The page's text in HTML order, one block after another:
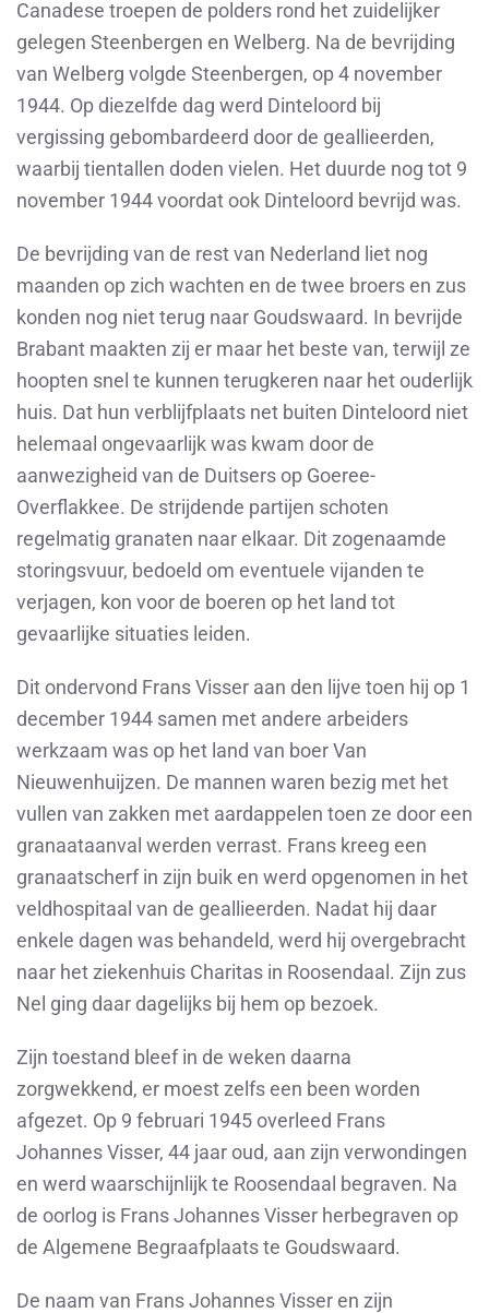
Canadese troepen de polders rond het zuidelijker
gelegen Steenbergen en Welberg. Na de bevrijding
van Welberg volgde Steenbergen, op 4 november
1944. Op diezelfde dag werd Dinteloord bij
vergissing gebombardeerd door de geallieerden,
waarbij tientallen doden vielen. Het duurde nog tot 9
november 1944 voordat ook Dinteloord bevrijd was.
De bevrijding van de rest van Nederland liet nog
maanden op zich wachten en de twee broers en zus
konden nog niet terug naar Goudswaard. In bevrijde
Brabant maakten zij er maar het beste van, terwijl ze
hoopten snel te kunnen terugkeren naar het ouderlijk
huis. Dat hun verblijfplaats net buiten Dinteloord niet
helemaal ongevaarlijk was kwam door de
aanwezigheid van de Duitsers op Goeree-
Overflakkee. De strijdende partijen schoten
regelmatig granaten naar elkaar. Dit zogenaamde
storingsvuur, bedoeld om eventuele vijanden te
verjagen, kon voor de boeren op het land tot
gevaarlijke situaties leiden.
Dit ondervond Frans Visser aan den lijve toen hij op 1
december 1944 samen met andere arbeiders
werkzaam was op het land van boer Van
Nieuwenhuijzen. De mannen waren bezig met het
vullen van zakken met aardappelen toen ze door een
granaataanval werden verrast. Frans kreeg een
granaatscherf in zijn buik en werd opgenomen in het
veldhospitaal van de geallieerden. Nadat hij daar
enkele dagen was behandeld, werd hij overgebracht
naar het ziekenhuis Charitas in Roosendaal. Zijn zus
Nel ging daar dagelijks bij hem op bezoek.
Zijn toestand bleef in de weken daarna
zorgwekkend, er moest zelfs een been worden
afgezet. Op 9 februari 1945 overleed Frans
Johannes Visser, 44 jaar oud, aan zijn verwondingen
en werd waarschijnlijk te Roosendaal begraven. Na
de oorlog is Frans Johannes Visser herbegraven op
de Algemene Begraafplaats te Goudswaard.
De naam van Frans Johannes Visser en zijn